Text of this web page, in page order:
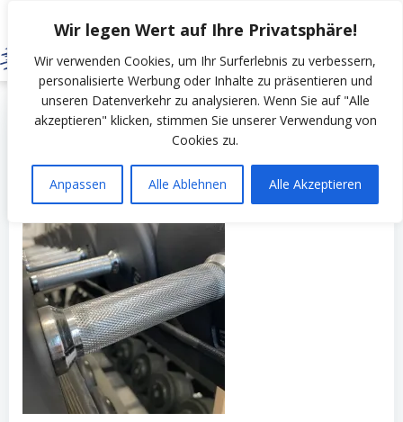
Wir legen Wert auf Ihre Privatsphäre!
Wir verwenden Cookies, um Ihr Surferlebnis zu verbessern,
personalisierte Werbung oder Inhalte zu präsentieren und
unseren Datenverkehr zu analysieren. Wenn Sie auf "Alle
akzeptieren" klicken, stimmen Sie unserer Verwendung von
Cookies zu.
Anpassen Alle Ablehnen Alle Akzeptieren
Inhalt
springen
bySSV Erfurt Nord on Dezember 6, 2022